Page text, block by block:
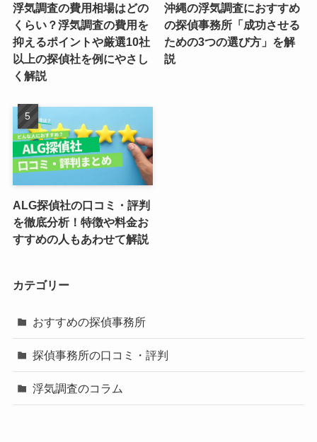
浮気調査の費用相場はどの
くらい？浮気調査の費用を
抑えるポイントや厳選10社
以上の探偵社を例にやさし
く解説
沖縄の浮気調査におすすめ
の探偵事務所「成功させる
ための3つの選び方」を解
説
ALG探偵社の口コミ・評判
を徹底分析！特徴や料金お
すすめの人もあわせて解説
カテゴリー
おすすめの探偵事務所
探偵事務所の口コミ・評判
浮気調査のコラム